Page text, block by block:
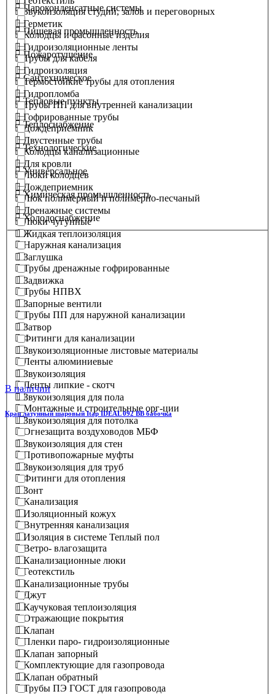
Звукоизоляция студий, залов и переговорных
Колодцы и фасонные изделия
Трубы для кабеля
Термостойкие трубы для отопления
Трубы ПП для внутренней канализации
Дождеприемник
Колодцы канализационные
Люки колодцев
Люк полимерный и полимерно-песчаный
Люки чугунные
Наружная канализация
Трубы дренажные гофрированные
Трубы НПВХ
Трубы ПП для наружной канализации
Фитинги для канализации
Ленты алюминиевые
Ленты липкие - скотч
Монтажные и строительные орг-ции
Огнезащита воздуховодов МБФ
Противопожарные муфты
Фитинги для отопления
Канализация
Внутренняя канализация
Ветро- влагозащита
Геотекстиль
Джут
Отражающие покрытия
Пленки паро- гидроизоляционные
Комплектующие для газопровода
Трубы ПЭ ГОСТ для газопровода
Пароконденсатные системы
Пищевая промышленность
Пожаротушение
Сантехническое
Тепловые пункты
Теплоснабжение
Технологические
Универсальное
Химическая промышленность
Холодоснабжение
Герметик
Гидроизоляционные ленты
Гидроизоляция
Гидропломба
Гофрированные трубы
Двустенные трубы
Для кровли
Дождеприемник
Дренажные системы
Жидкая теплоизоляция
Заглушка
Задвижка
Запорные вентили
Затвор
Звукоизоляционные листовые материалы
Звукоизоляция
Звукоизоляция для пола
Звукоизоляция для потолка
Звукоизоляция для стен
Звукоизоляция для труб
Зонт
Изоляционный кожух
Изоляция в системе Теплый пол
Канализационные люки
Канализационные трубы
Каучуковая теплоизоляция
Клапан
Клапан запорный
Клапан обратный
В наличии
Кран латунный шаровый Itap IDEAL 092 ВВ бабочка